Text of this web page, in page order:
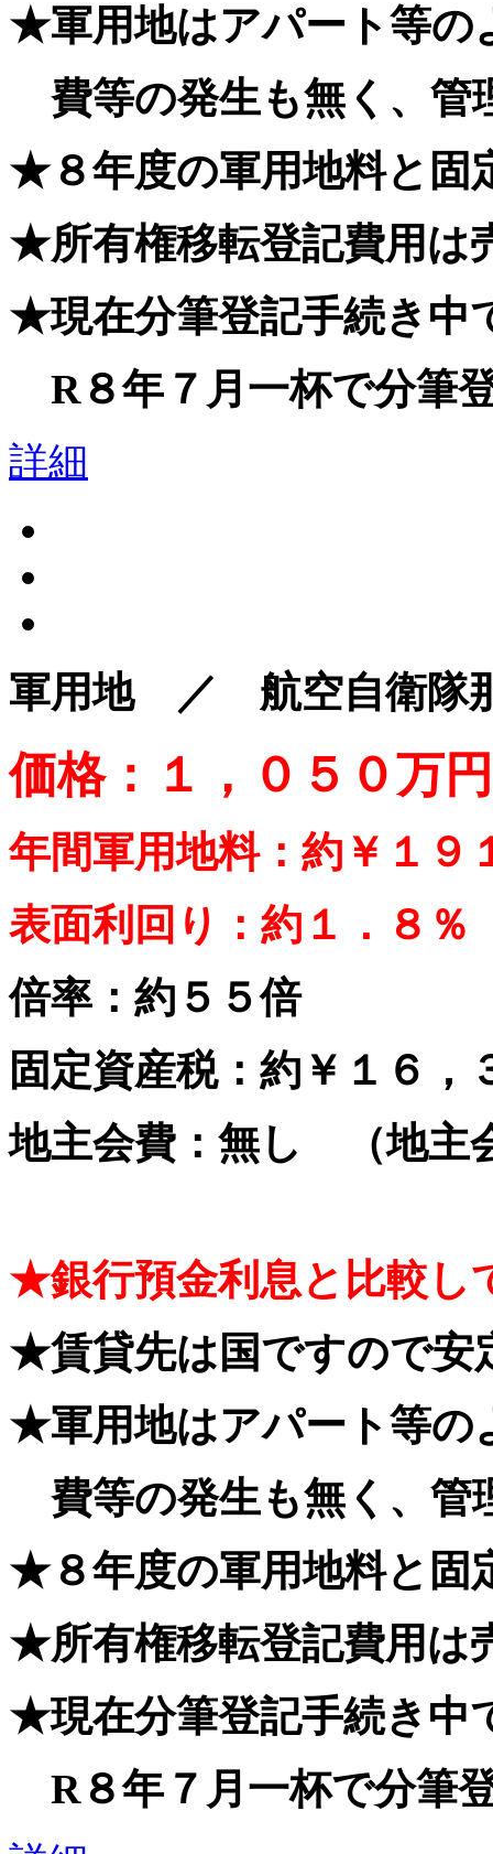
★軍用地はアパート等の
費等の発生も無く、管
★８年度の軍用地料と固
★所有権移転登記費用は
★現在分筆登記手続き中
R８年７月一杯で分筆
詳細
軍用地 ／ 航空自衛隊
価格：１，０５０万円
年間軍用地料：約￥１９
表面利回り：約１．８％
倍率：約５５倍
固定資産税：約￥１６，
地主会費：無し （地主
★銀行預金利息と比較し
★賃貸先は国ですので安
★軍用地はアパート等の
費等の発生も無く、管
★８年度の軍用地料と固
★所有権移転登記費用は
★現在分筆登記手続き中
R８年７月一杯で分筆